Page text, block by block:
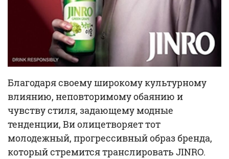
Благодаря своему широкому культурному
влиянию, неповторимому обаянию и
чувству стиля, задающему модные
тенденции, Ви олицетворяет тот
молодежный, прогрессивный образ бренда,
который стремится транслировать JINRO.